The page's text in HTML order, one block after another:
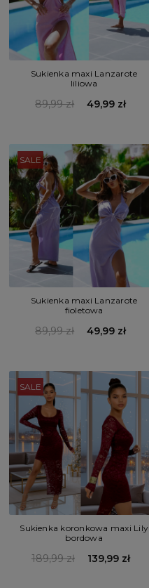
Sukienka maxi Lanzarote
liliowa
89,99 zł 49,99 zł
SALE
Sukienka maxi Lanzarote
fioletowa
89,99 zł 49,99 zł
SALE
Sukienka koronkowa maxi Lily
bordowa
189,99 zł 139,99 zł